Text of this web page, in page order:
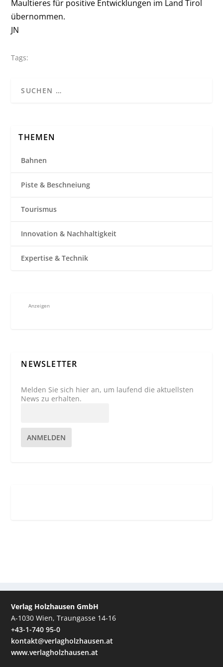
Maultieres für positive Entwicklungen im Land Tirol
übernommen.
JN
Tags:
THEMEN
Bahnen
Piste & Beschneiung
Tourismus
Innovation & Nachhaltigkeit
Expertise & Technik
Anzeigen
NEWSLETTER
Melden Sie sich hier an, um laufend die aktuellsten
News zu erhalten.
ANMELDEN
Verlag Holzhausen GmbH
A-1030 Wien, Traungasse 14-16
+43-1-740 95-0
kontakt@verlagholzhausen.at
www.verlagholzhausen.at